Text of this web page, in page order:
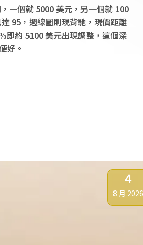
一個就 5000 美元，另一個就 100
95，週線圖則現背馳，現價距離
即約 5100 美元出現調整，這個深
好。
4
8 月 2026